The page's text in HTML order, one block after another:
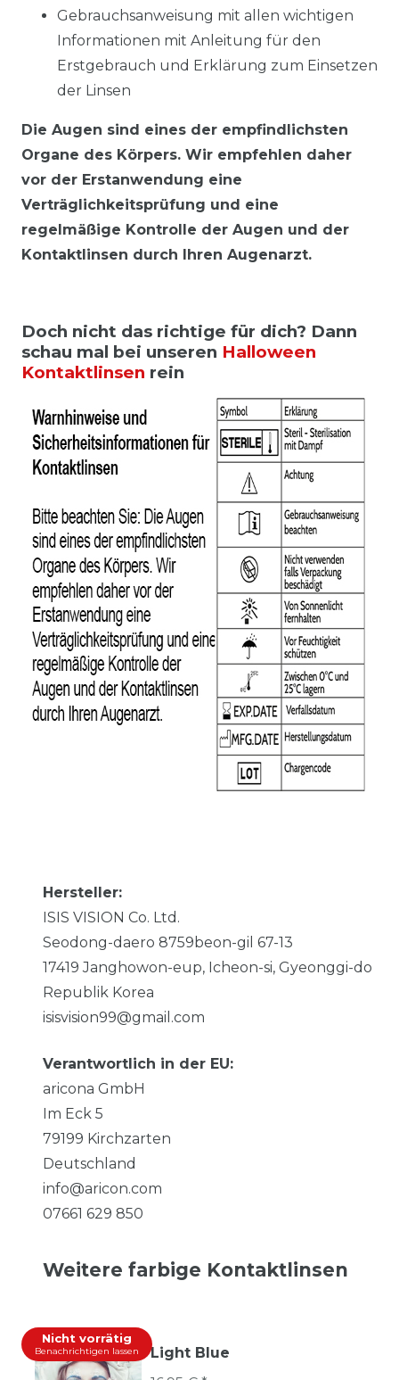
Gebrauchsanweisung mit allen wichtigen
Informationen mit Anleitung für den
Erstgebrauch und Erklärung zum Einsetzen
der Linsen
Die Augen sind eines der empfindlichsten
Organe des Körpers. Wir empfehlen daher
vor der Erstanwendung eine
Verträglichkeitsprüfung und eine
regelmäßige Kontrolle der Augen und der
Kontaktlinsen durch Ihren Augenarzt.
Doch nicht das richtige für dich? Dann
schau mal bei unseren Halloween
Kontaktlinsen rein
Hersteller:
ISIS VISION Co. Ltd.
Seodong-daero 8759beon-gil 67-13
17419 Janghowon-eup, Icheon-si, Gyeonggi-do
Republik Korea
isisvision99@gmail.com
Verantwortlich in der EU:
aricona GmbH
Im Eck 5
79199 Kirchzarten
Deutschland
info@aricon.com
07661 629 850
Weitere farbige Kontaktlinsen
Nicht vorrätig
Benachrichtigen lassen
Light Blue